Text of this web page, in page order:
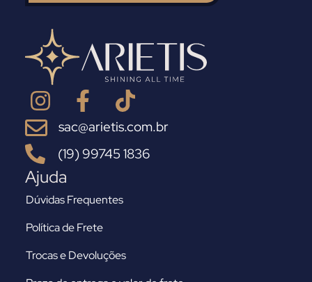
sac@arietis.com.br
(19) 99745 1836
Ajuda
Dúvidas Frequentes
Política de Frete
Trocas e Devoluções